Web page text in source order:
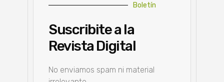
Boletín
Suscribite a la
Revista Digital
No enviamos spam ni material